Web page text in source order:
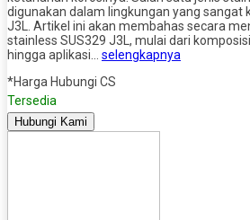
digunakan dalam lingkungan yang sangat
J3L. Artikel ini akan membahas secara
stainless SUS329 J3L, mulai dari
hingga aplikasi… selengkapnya
*Harga Hubungi CS
Tersedia
Hubungi Kami